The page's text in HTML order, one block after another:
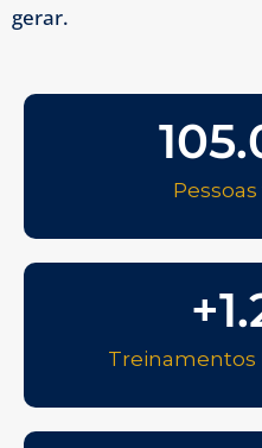
gerar.
Treinamentos
+